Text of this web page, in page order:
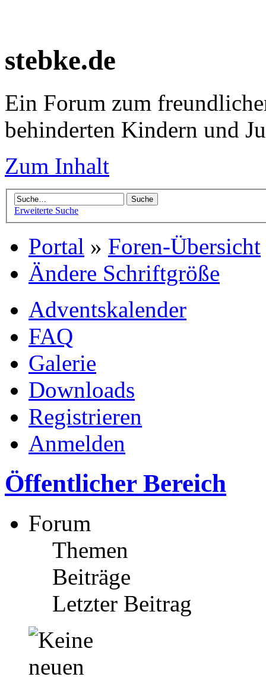
stebke.de
Ein Forum zum
behinderten Kindern und
Zum Inhalt
Erweiterte Suche
Portal » Foren-Übersicht
Ändere Schriftgröße
Adventskalender
FAQ
Galerie
Downloads
Registrieren
Anmelden
Öffentlicher Bereich
Forum
Themen
Beiträge
Letzter Beitrag